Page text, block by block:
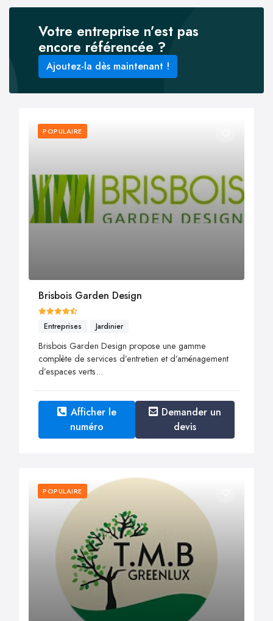
Votre entreprise n’est pas
encore référencée ?
Ajoutez-la dès maintenant !
POPULAIRE
Brisbois Garden Design
Entreprises Jardinier
Brisbois Garden Design propose une gamme
complète de services d’entretien et d’aménagement
d’espaces verts...
Afficher le
numéro
Demander un
devis
POPULAIRE